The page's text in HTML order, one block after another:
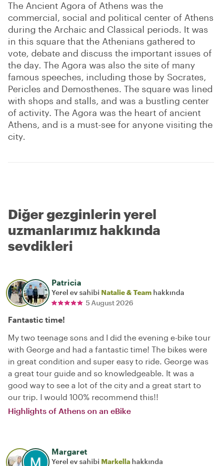
The Ancient Agora of Athens was the
commercial, social and political center of Athens
during the Archaic and Classical periods. It was
in this square that the Athenians gathered to
vote, debate and discuss the important issues of
the day. The Agora was also the site of many
famous speeches, including those by Socrates,
Pericles and Demosthenes. The square was lined
with shops and stalls, and was a bustling center
of activity. The Agora was the heart of ancient
Athens, and is a must-see for anyone visiting the
city.
Diğer gezginlerin yerel
uzmanlarımız hakkında
sevdikleri
Patricia
Yerel ev sahibi Natalie & Team hakkında
5 August 2026
Fantastic time!
My two teenage sons and I did the evening e-bike tour
with George and had a fantastic time! The bikes were
in great condition and super easy to ride. George was
a great tour guide and so knowledgeable. It was a
good way to see a lot of the city and a great start to
our trip. I would 100% recommend this!!
Highlights of Athens on an eBike
Margaret
Yerel ev sahibi Markella hakkında